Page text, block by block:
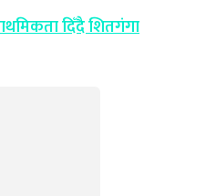
दिँदै शितगंगा